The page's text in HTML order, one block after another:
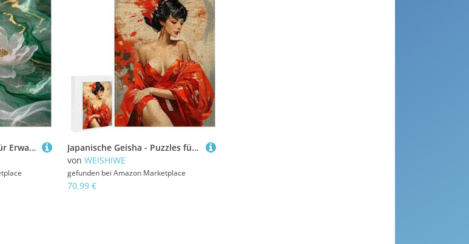
Lotusblume - Puzzles für Erwachsene, Puzzle Erwachsene 1000 Teile, Banksy Little Girl Street Artwork Puzzle 75 x 50 cm, Bunte DIY-Puzzles für Heimdekoration, Familienpuzzle Geschenkideen D-448
Japanische Geisha - Puzzles für Erwachsene, Puzzle Erwachsene 2000 Teile, Banksy Little Girl Street Artwork Puzzle 100 x 70 cm, Bunte DIY-Puzzles für Heimdekoration, Familienpuzzle Geschenkideen D-561
von WEISHIWE
gefunden bei Amazon Marketplace
70,99 €